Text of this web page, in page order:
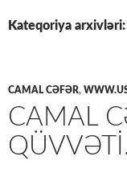
Kateqoriya
CAMAL CƏFƏR,
CAMAL